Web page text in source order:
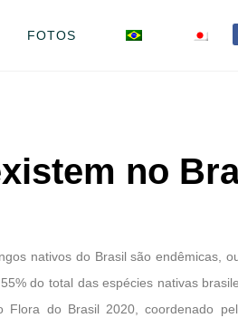
FOTOS
no
nativos do Brasil são endêmicas,
do total das espécies nativas
do Brasil 2020, coordenado